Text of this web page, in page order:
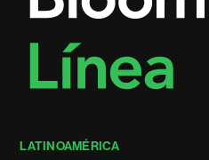
LATINOAMÉRICA